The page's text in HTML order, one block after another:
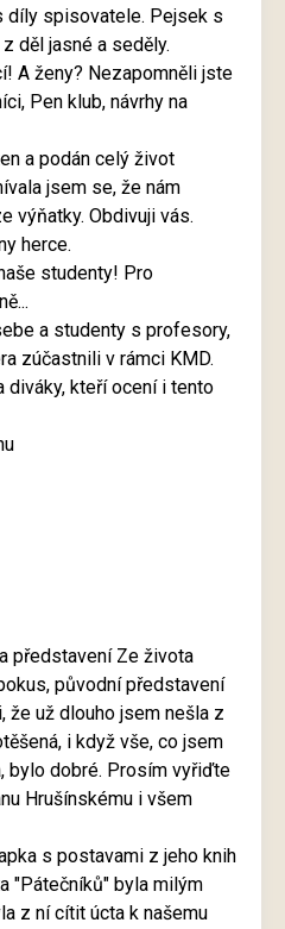
díly spisovatele. Pejsek s
děl jasné a seděly.
A ženy? Nezapomněli jste
Pen klub, návrhy na
a podán celý život
jsem se, že nám
výňatky. Obdivuji vás.
herce.
studenty! Pro
a studenty s profesory,
zúčastnili v rámci KMD.
diváky, kteří ocení i tento
představení Ze života
původní představení
že už dlouho jsem nešla z
i když vše, co jsem
bylo dobré. Prosím vyřiďte
Hrušínskému i všem
s postavami z jeho knih
"Pátečníků" byla milým
z ní cítit úcta k našemu